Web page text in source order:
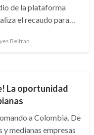
de la plataforma
el recaudo para…
Beltran
La oportunidad
a Colombia. De
y medianas empresas